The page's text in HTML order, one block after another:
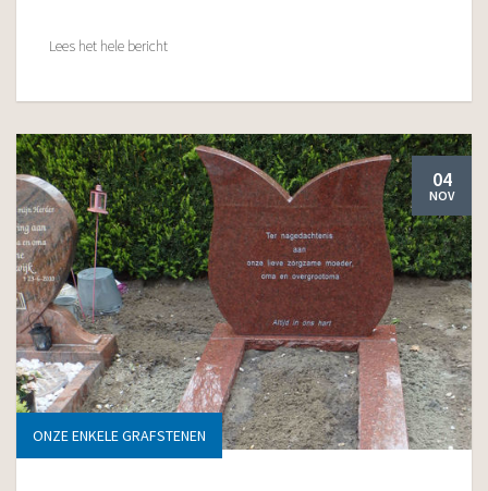
Lees het hele bericht
04
NOV
ONZE ENKELE GRAFSTENEN